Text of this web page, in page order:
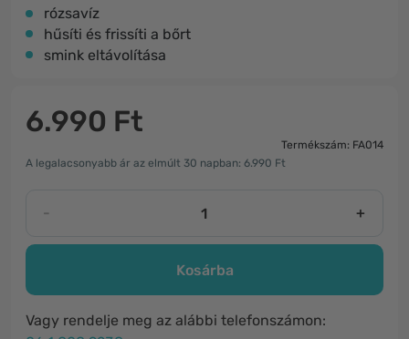
rózsavíz
hűsíti és frissíti a bőrt
smink eltávolítása
6.990 Ft
Termékszám: FA014
A legalacsonyabb ár az elmúlt 30 napban: 6.990 Ft
- +
Kosárba
Vagy rendelje meg az alábbi telefonszámon: